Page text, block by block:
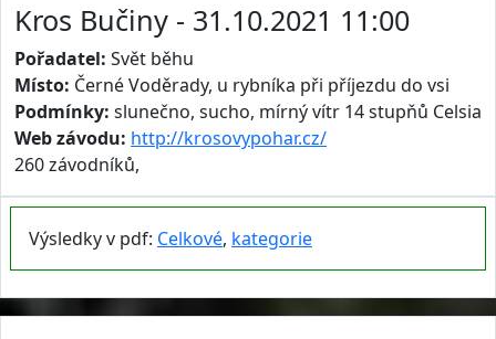
Kros Bučiny - 31.10.2021 11:00
Pořadatel: Svět běhu
Místo: Černé Voděrady, u rybníka při příjezdu do vsi
Podmínky: slunečno, sucho, mírný vítr 14 stupňů Celsia
Web závodu: http://krosovypohar.cz/
260 závodníků,
Výsledky v pdf: Celkové, kategorie